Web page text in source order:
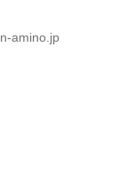
amino.jp